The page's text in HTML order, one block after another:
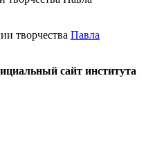
творчества Павла
сайт института